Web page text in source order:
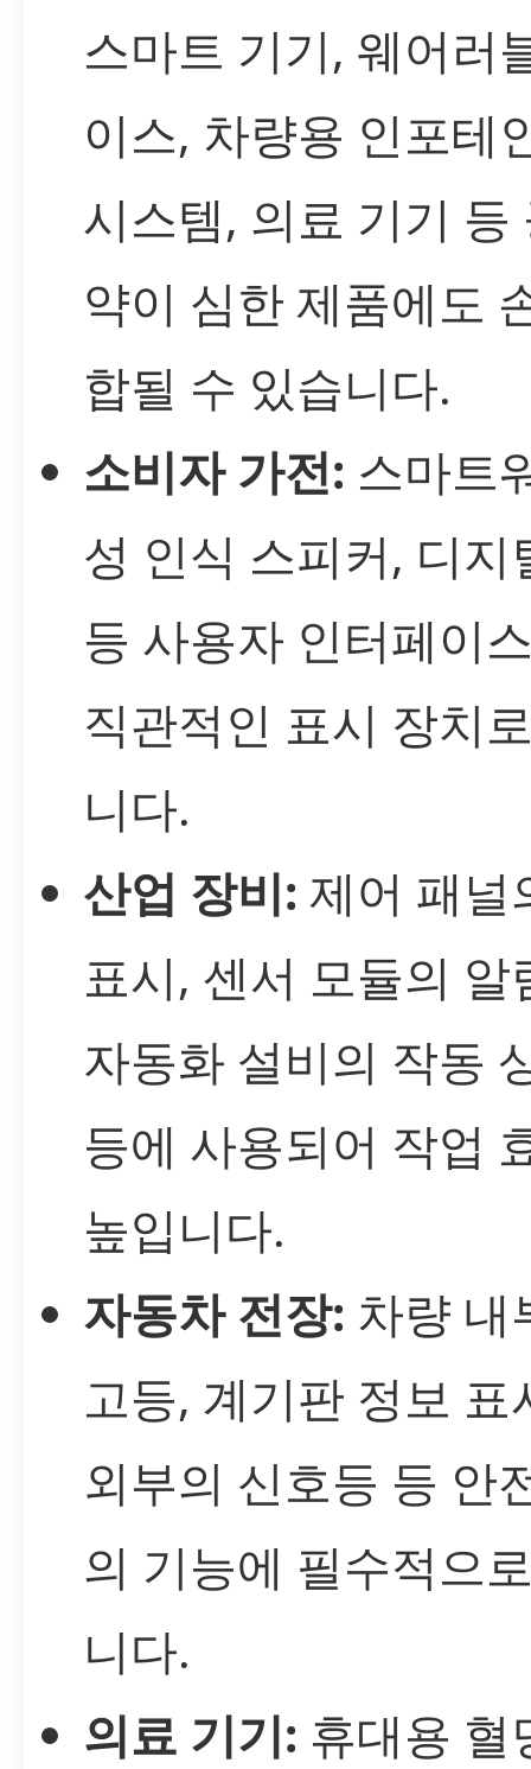
스마트 기기, 웨어러
이스, 차량용 인포테
시스템, 의료 기기 등
약이 심한 제품에도
합될 수 있습니다.
소비자 가전: 스마트
성 인식 스피커, 디지
등 사용자 인터페이
직관적인 표시 장치
니다.
산업 장비: 제어 패널
표시, 센서 모듈의 알
자동화 설비의 작동
등에 사용되어 작업
높입니다.
자동차 전장: 차량 내
고등, 계기판 정보 표
외부의 신호등 등 안
의 기능에 필수적으
니다.
의료 기기: 휴대용 혈